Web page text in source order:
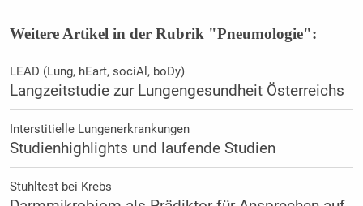
Weitere Artikel in der Rubrik "Pneumologie":
LEAD (Lung, hEart, sociAl, boDy)
Langzeitstudie zur Lungengesundheit Österreichs
Interstitielle Lungenerkrankungen
Studienhighlights und laufende Studien
Stuhltest bei Krebs